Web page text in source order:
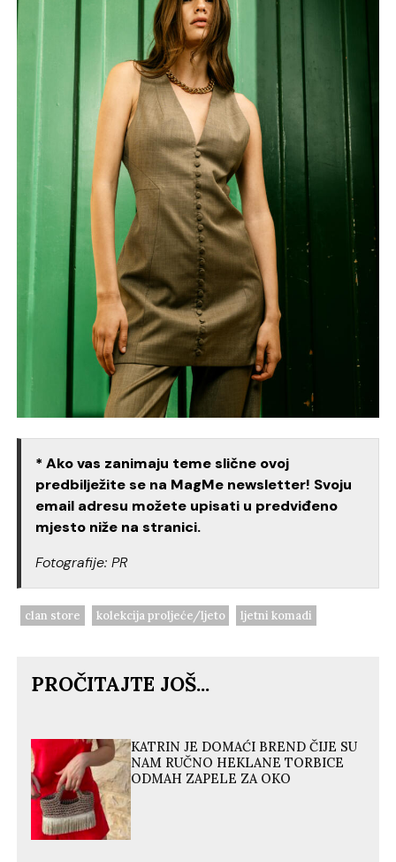
* Ako vas zanimaju teme slične ovoj
predbilježite se na MagMe newsletter! Svoju
email adresu možete upisati u predviđeno
mjesto niže na stranici.
Fotografije: PR
clan store kolekcija proljeće/ljeto ljetni komadi
PROČITAJTE JOŠ...
KATRIN JE DOMAĆI BREND ČIJE SU
NAM RUČNO HEKLANE TORBICE
ODMAH ZAPELE ZA OKO